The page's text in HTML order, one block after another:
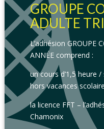
GROUPE
ADULTE
L’adhésion GROUPE
ANNÉE comprend :
un cours d’1,5 heure
hors vacances
la licence FFT –
Chamonix